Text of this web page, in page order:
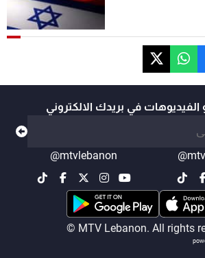
الفيديوهات في بريدك الالكتروني
@mtvlebanon
© MTV Lebanon. All rights